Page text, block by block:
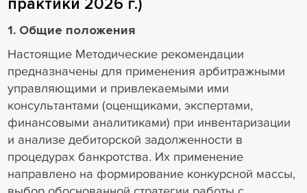
1. Общие положения
Настоящие Методические рекомендации
предназначены для применения арбитражными
управляющими и привлекаемыми ими
консультантами (оценщиками, экспертами,
финансовыми аналитиками) при инвентаризации
и анализе дебиторской задолженности в
процедурах банкротства. Их применение
направлено на формирование конкурсной массы,